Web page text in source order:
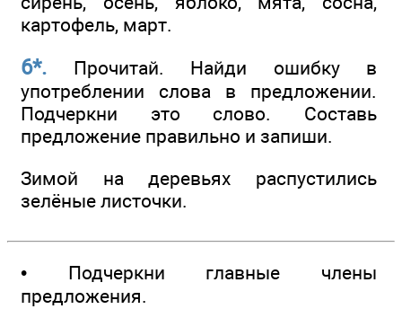
картофель, март.
6*. Прочитай. Найди ошибку в
употреблении слова в предложении.
Подчеркни это слово. Составь
предложение правильно и запиши.
Зимой на деревьях распустились
зелёные листочки.
• Подчеркни главные члены
предложения.